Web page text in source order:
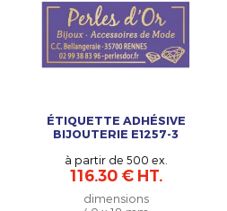
ÉTIQUETTE ADHÉSIVE
BIJOUTERIE E1257-3
à partir de 500 ex.
116.30 € HT.
dimensions